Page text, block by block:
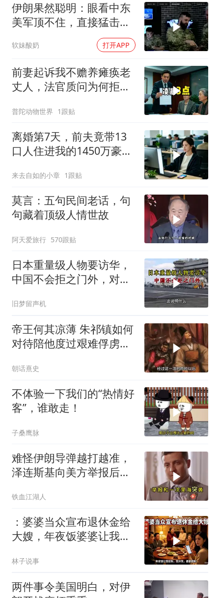
伊朗果然聪明：眼看中东
美军顶不住，直接猛击要
软妹酸奶 打开APP
前妻起诉我不赡养瘫痪老
丈人，法官质问为何拒不
普陀动物世界 1跟贴
离婚第7天，前夫竟带13
口人住进我的1450万豪
来去自如的小章 1跟贴
莫言：五句民间老话，句
句藏着顶级人情世故
阿天爱旅行 570跟贴
日本重量级人物要访华，
中国不会拒之门外，对日
旧梦留声机
帝王何其凉薄 朱祁镇如何
对待陪他度过艰难俘虏生
朝话熹史
不体验一下我们的“热情好
客”，谁敢走！
子桑鹰脉
难怪伊朗导弹越打越准，
泽连斯基向美方举报后，
铁血江湖人
：婆婆当众宣布退休金给
大嫂，年夜饭婆婆让我结
林子说事
两件事令美国明白，对伊